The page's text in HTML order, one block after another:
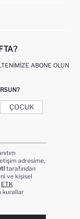
ABONE OLUN
ÇOCUK
adresime,
tarafından
ve kişisel
ETK
kurallar